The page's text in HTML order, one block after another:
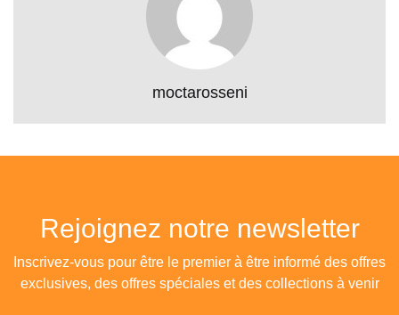
moctarosseni
Rejoignez notre newsletter
Inscrivez-vous pour être le premier à être informé des offres
exclusives, des offres spéciales et des collections à venir